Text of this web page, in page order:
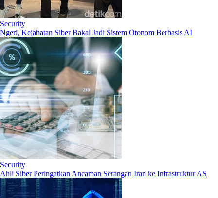
Security
Ngeri, Kejahatan Siber Bakal Jadi Sistem Otonom Berbasis AI
Security
Ahli Siber Peringatkan Ancaman Serangan Iran ke Infrastruktur AS